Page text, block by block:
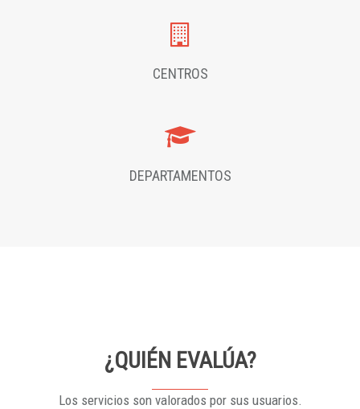
CENTROS
DEPARTAMENTOS
¿QUIÉN EVALÚA?
Los servicios son valorados por sus usuarios.